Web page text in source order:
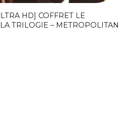
HD] COFFRET LE
TRILOGIE – METROPOLITAN